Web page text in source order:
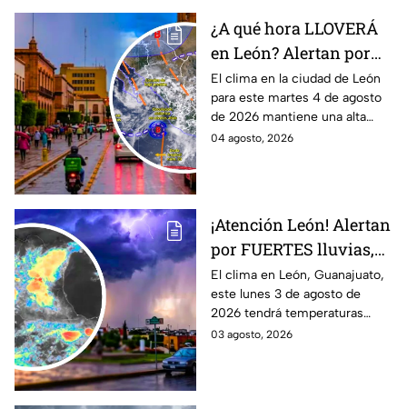
¿A qué hora LLOVERÁ
en León? Alertan por
ALTA probabilidad de
lluvia HOY martes, por
inestabilidad
atmosférica
El clima en la ciudad de León
para este martes 4 de agosto
de 2026 mantiene una alta
probabilidad de lluvia, de
04 agosto, 2026
¡Atención León! Alertan
por FUERTES lluvias,
tormentas y posible
granizo en Guanajuato
HOY lunes: HORA
EXACTA
El clima en León, Guanajuato,
este lunes 3 de agosto de
2026 tendrá temperaturas
cálidas, posibles lluvias
03 agosto, 2026